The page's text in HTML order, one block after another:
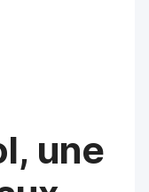
une